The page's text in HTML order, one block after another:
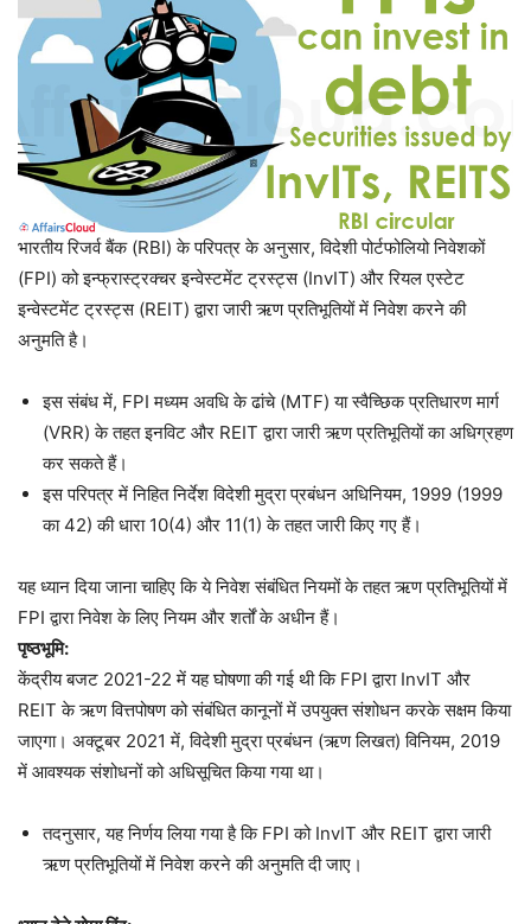
भारतीय रिजर्व बैंक (RBI) के परिपत्र के अनुसार, विदेशी पोर्टफोलियो निवेशकों
(FPI) को इन्फ्रास्ट्रक्चर इन्वेस्टमेंट ट्रस्ट्स (InvIT) और रियल एस्टेट
इन्वेस्टमेंट ट्रस्ट्स (REIT) द्वारा जारी ऋण प्रतिभूतियों में निवेश करने की
अनुमति है।
इस संबंध में, FPI मध्यम अवधि के ढांचे (MTF) या स्वैच्छिक प्रतिधारण मार्ग
(VRR) के तहत इनविट और REIT द्वारा जारी ऋण प्रतिभूतियों का अधिग्रहण
कर सकते हैं।
इस परिपत्र में निहित निर्देश विदेशी मुद्रा प्रबंधन अधिनियम, 1999 (1999
का 42) की धारा 10(4) और 11(1) के तहत जारी किए गए हैं।
यह ध्यान दिया जाना चाहिए कि ये निवेश संबंधित नियमों के तहत ऋण प्रतिभूतियों में
FPI द्वारा निवेश के लिए नियम और शर्तों के अधीन हैं।
पृष्ठभूमि:
केंद्रीय बजट 2021-22 में यह घोषणा की गई थी कि FPI द्वारा InvIT और
REIT के ऋण वित्तपोषण को संबंधित कानूनों में उपयुक्त संशोधन करके सक्षम किया
जाएगा। अक्टूबर 2021 में, विदेशी मुद्रा प्रबंधन (ऋण लिखत) विनियम, 2019
में आवश्यक संशोधनों को अधिसूचित किया गया था।
तदनुसार, यह निर्णय लिया गया है कि FPI को InvIT और REIT द्वारा जारी
ऋण प्रतिभूतियों में निवेश करने की अनुमति दी जाए।